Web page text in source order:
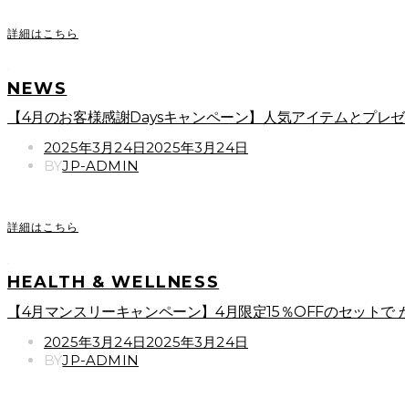
詳細はこちら
NEWS
【4月のお客様感謝Daysキャンペーン】人気アイテムとプレ
POSTED
ON
2025年3月24日2025年3月24日
BYJP-ADMIN
詳細はこちら
HEALTH & WELLNESS
【4月マンスリーキャンペーン】4月限定15％OFFのセットで
POSTED
ON
2025年3月24日2025年3月24日
BYJP-ADMIN